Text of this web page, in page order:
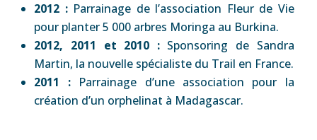
2012 : Parrainage de l’association Fleur de Vie
pour planter 5 000 arbres Moringa au Burkina.
2012, 2011 et 2010 : Sponsoring de Sandra
Martin, la nouvelle spécialiste du Trail en France.
2011 : Parrainage d’une association pour la
création d’un orphelinat à Madagascar.